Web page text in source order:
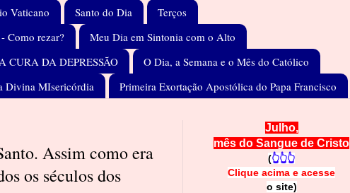
Vaticano Santo do Dia
Terços
Como rezar?
Meu Dia em Sintonia com o Alto
CURA DA DEPRESSÃO
O Dia, a Semana e o Mês do Católico
Divina MIsericórdia Primeira Exortação Apostólica do Papa Francisco
Assim como era
os séculos dos
Julho,
mês do Sangue de Cristo
(👆👆👆
Clique acima e acesse
o site)